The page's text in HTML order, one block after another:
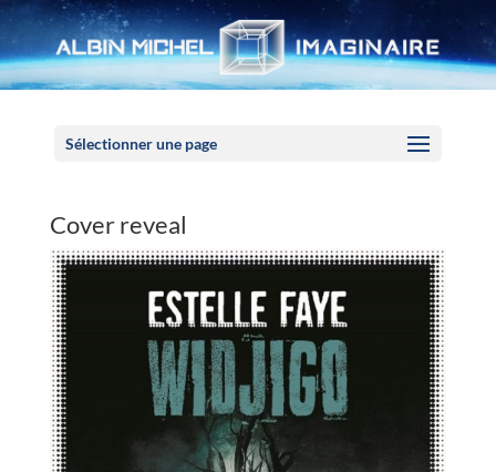
Sélectionner une page
Cover reveal
Panneau de gestion des cookies